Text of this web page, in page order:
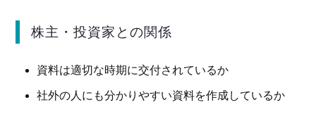
株主・投資家との関係
資料は適切な時期に交付されているか
社外の人にも分かりやすい資料を作成しているか